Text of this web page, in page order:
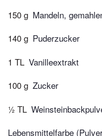
150 g Mandeln,
140 g Puderzucker
1 TL Vanilleextrakt
100 g Zucker
½ TL
Lebensmittelfarbe